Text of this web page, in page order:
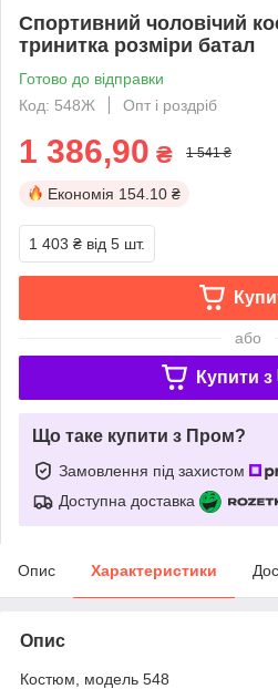
Спортивний чоловічий
тринитка розміри батал
Готово до відправки
Код: 548Ж
Опт і роздріб
1 386,90 ₴ 1 541 ₴
Економія 154.10 ₴
1 403 ₴ від 5 шт.
або
Купити з
Що таке купити з Пром?
Замовлення під захистом
Доступна доставка
Опис Характеристики
Опис
Костюм, модель 548